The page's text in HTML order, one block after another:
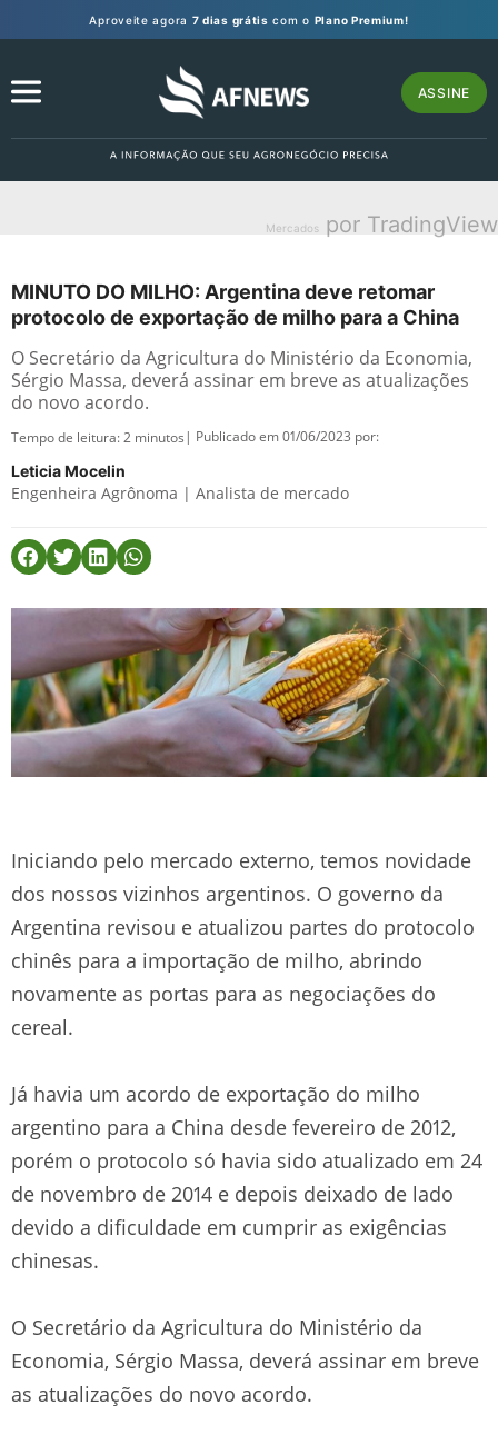
Aproveite agora 7 dias grátis com o Plano Premium!
ASSINE
Mercados por TradingView
MINUTO DO MILHO: Argentina deve retomar
protocolo de exportação de milho para a China
O Secretário da Agricultura do Ministério da Economia,
Sérgio Massa, deverá assinar em breve as atualizações
do novo acordo.
Tempo de leitura:2 minutos | Publicado em 01/06/2023 por:
Leticia Mocelin
Engenheira Agrônoma | Analista de mercado
Iniciando pelo mercado externo, temos novidade
dos nossos vizinhos argentinos. O governo da
Argentina revisou e atualizou partes do protocolo
chinês para a importação de milho, abrindo
novamente as portas para as negociações do
cereal.
Já havia um acordo de exportação do milho
argentino para a China desde fevereiro de 2012,
porém o protocolo só havia sido atualizado em 24
de novembro de 2014 e depois deixado de lado
devido a dificuldade em cumprir as exigências
chinesas.
O Secretário da Agricultura do Ministério da
Economia, Sérgio Massa, deverá assinar em breve
as atualizações do novo acordo.